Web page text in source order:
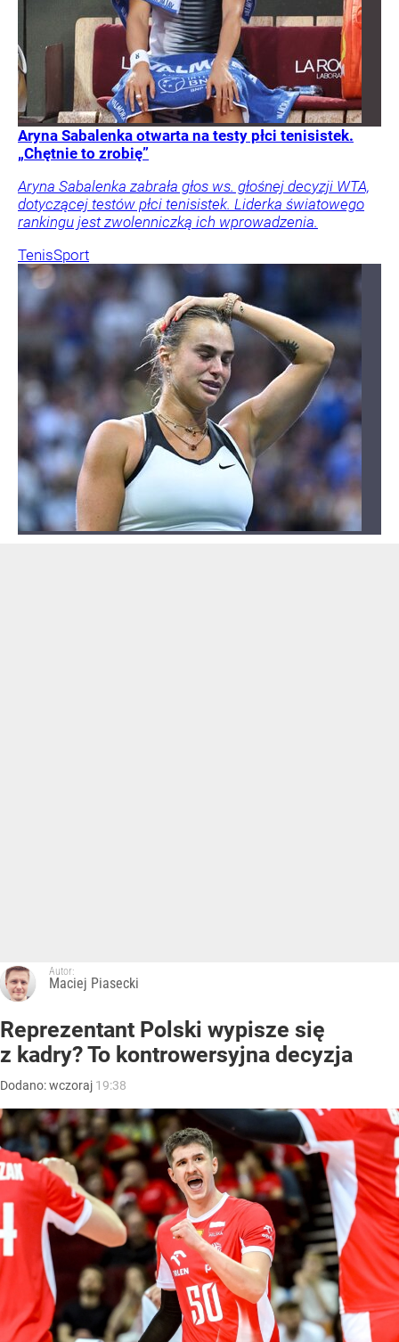
Aryna Sabalenka otwarta na testy płci tenisistek.
„Chętnie to zrobię”
Aryna Sabalenka zabrała głos ws. głośnej decyzji WTA,
dotyczącej testów płci tenisistek. Liderka światowego
rankingu jest zwolenniczką ich wprowadzenia.
TenisSport
Autor:
Maciej Piasecki
Reprezentant Polski wypisze się
z kadry? To kontrowersyjna decyzja
Dodano:wczoraj 19:38